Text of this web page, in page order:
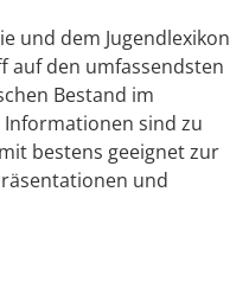
und dem Jugendlexikon
den umfassendsten
Bestand im
Informationen sind zu
bestens geeignet zur
und